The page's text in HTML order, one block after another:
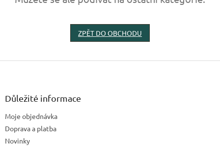
ZPĚT DO OBCHODU
Důležité informace
Moje objednávka
Doprava a platba
Novinky